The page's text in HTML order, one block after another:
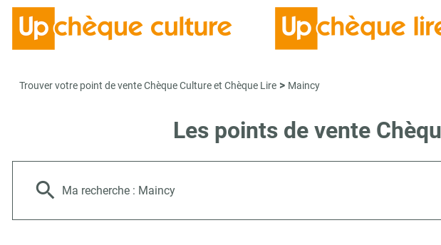
Trouver votre point de vente Chèque Culture et Chèque Lire > Maincy
Les points de vente
Ma recherche : Maincy